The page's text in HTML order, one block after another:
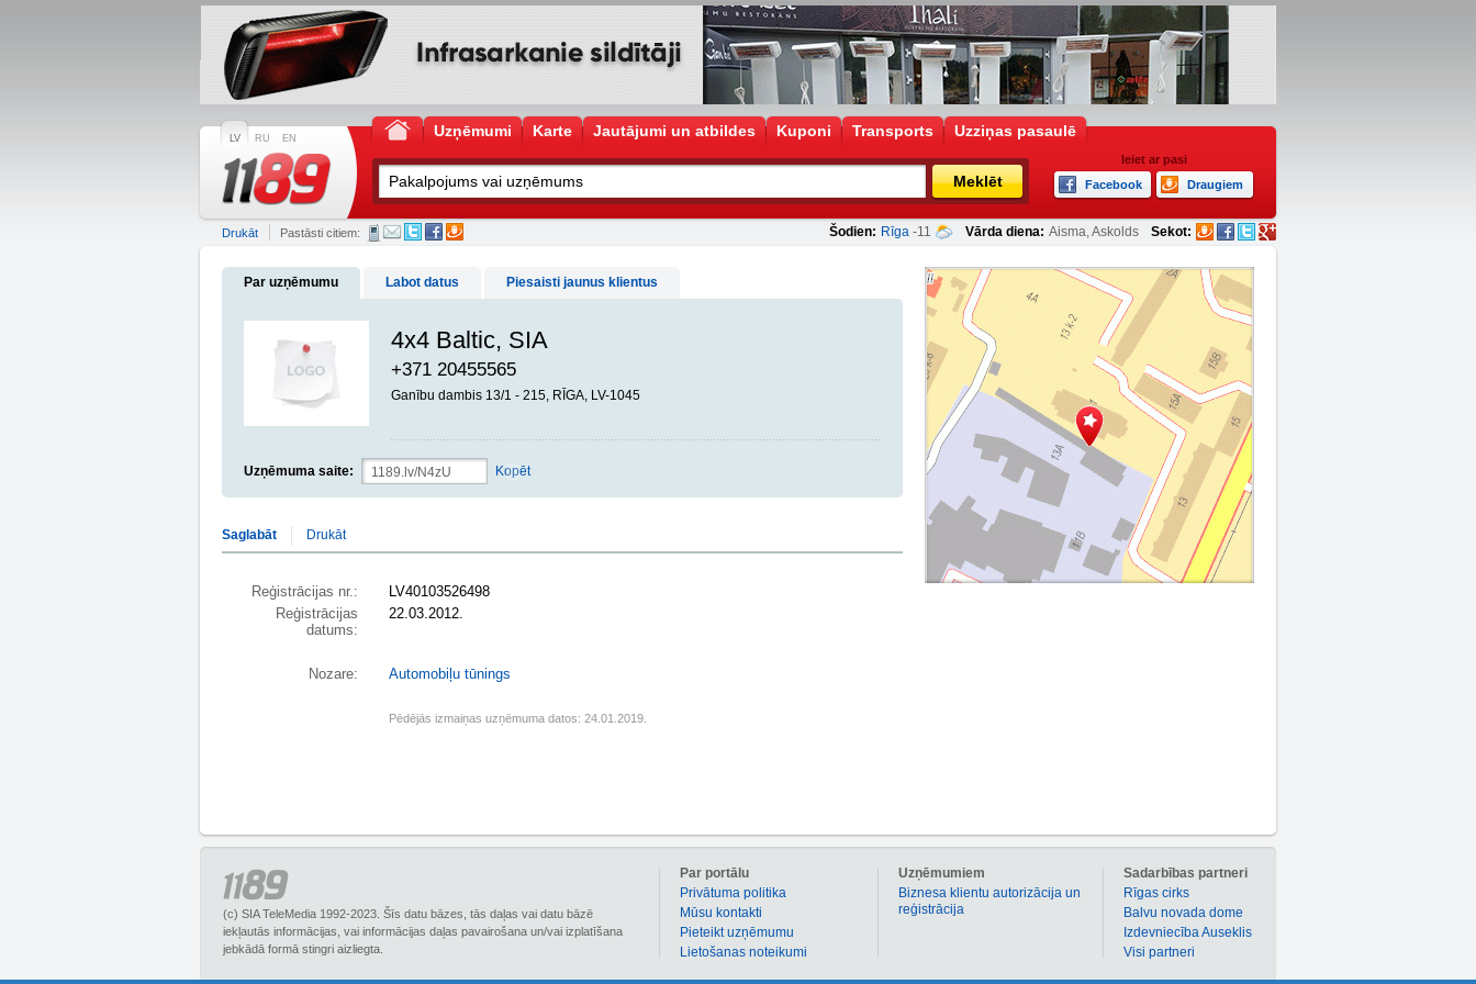
LV RU EN Uzņēmumi Karte Jautājumi un atbildes Kuponi Transports Uzziņas pasaulē
Meklēt
Ieiet ar pasi
Facebook
Draugiem
Šodien: Rīga -11 Vārda diena: Aisma, Askolds Sekot:
Drukāt Pastāsti citiem:
Par uzņēmumu Labot datus Piesaisti jaunus klientus
4x4 Baltic, SIA
+371 20455565
Ganību dambis 13/1 - 215, RĪGA, LV-1045
Uzņēmuma saite: Kopēt
Saglabāt Drukāt
Reģistrācijas nr.:
LV40103526498
Reģistrācijas
datums:
22.03.2012.
Nozare: Automobiļu tūnings
Pēdējās izmaiņas uzņēmuma datos: 24.01.2019.
(c) SIA TeleMedia 1992-2023. Šīs datu bāzes, tās daļas vai datu bāzē
iekļautās informācijas, vai informācijas daļas pavairošana un/vai izplatīšana
jebkādā formā stingri aizliegta.
Sadarbības partneri
Rīgas cirks
Balvu novada dome
Izdevniecība Auseklis
Visi partneri
Uzņēmumiem
Biznesa klientu autorizācija un
reģistrācija
Par portālu
Privātuma politika
Mūsu kontakti
Pieteikt uzņēmumu
Lietošanas noteikumi